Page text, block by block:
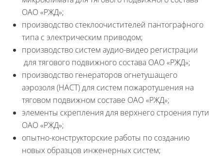
ОАО «РЖД»;
производство стеклоочистителей пантографного
типа с электрическим приводом;
производство систем аудио-видео регистрации
для тягового подвижного состава ОАО «РЖД»;
производство генераторов огнетушащего
аэрозоля (НАСТ) для систем пожаротушения на
тяговом подвижном составе ОАО «РЖД»;
элементы скрепления для верхнего строения пути
ОАО «РЖД»;
опытно-конструкторские работы по созданию
новых образцов инженерных систем;